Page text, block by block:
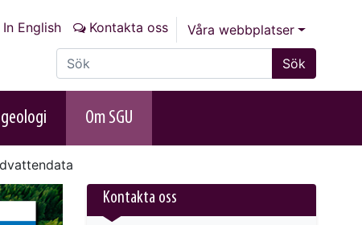
In English Kontakta oss
Våra webbplatser
Sök på sajten
Sök
Om SGU
Kontakta oss